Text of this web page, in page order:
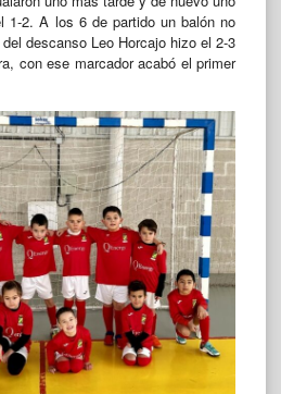
1-2. A los 6 de partido un balón no
descanso Leo Horcajo hizo el 2-3
con ese marcador acabó el primer